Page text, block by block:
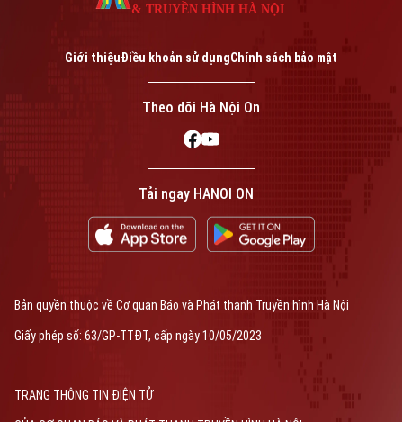
Bản quyền thuộc về Cơ quan Báo và Phát thanh Truyền hình Hà Nội Giấy
TRANG THÔNG TIN ĐIỆN TỬ
Giám đốc: VŨ MINH TUẤN
Phó Giám đốc: Nguyễn Kim Khiêm, Nguyễn Minh Đức, Nguyễn Thành Lợi
& TRUYỀN HÌNH HÀ NỘI
Giới thiệuĐiều khoản sử dụngChính sách bảo mật
Theo dõi Hà Nội On
Tải ngay HANOI ON
Bản quyền thuộc về Cơ quan Báo và Phát thanh Truyền hình Hà Nội
Giấy phép số: 63/GP-TTĐT, cấp ngày 10/05/2023
TRANG THÔNG TIN ĐIỆN TỬ